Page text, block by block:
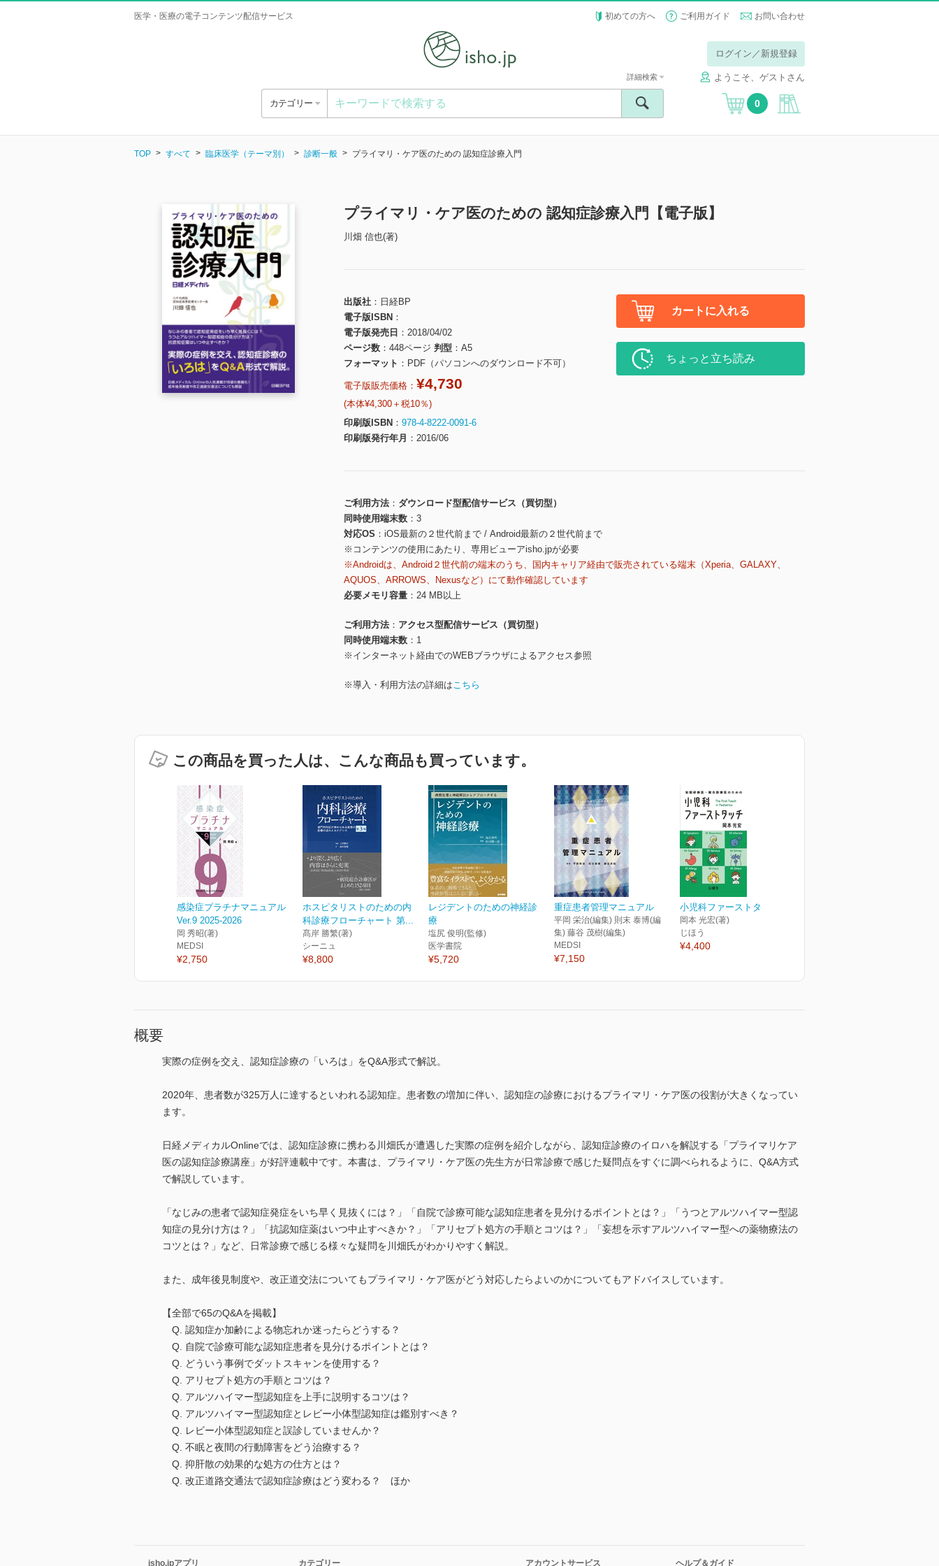
医学・医療の電子コンテンツ配信サービス 初めての方へ ご利用ガイド お問い合わせ
ログイン／新規登録
ようこそ、ゲストさん
カテゴリー
詳細検索
0
TOP すべて 臨床医学（テーマ別） 診断一般 プライマリ・ケア医のための 認知症診療入門
プライマリ・ケア医のための 認知症診療入門【電子版】
川畑 信也(著)
出版社
日経BP
電子版ISBN
電子版発売日
2018/04/02
ページ数
448ページ 判型
A5
フォーマット
PDF（パソコンへのダウンロード不可）
電子版販売価格： ¥4,730
(本体¥4,300＋税10％)
印刷版ISBN
978-4-8222-0091-6
印刷版発行年月
2016/06
カートに入れる
ちょっと立ち読み
ご利用方法
ダウンロード型配信サービス（買切型）
同時使用端末数
3
対応OS
iOS最新の２世代前まで / Android最新の２世代前まで
※コンテンツの使用にあたり、専用ビューアisho.jpが必要
※Androidは、Android２世代前の端末のうち、国内キャリア経由で販売されている端末（Xperia、GALAXY、
AQUOS、ARROWS、Nexusなど）にて動作確認しています
必要メモリ容量
24 MB以上
ご利用方法
アクセス型配信サービス（買切型）
同時使用端末数
1
※インターネット経由でのWEBブラウザによるアクセス参照
※導入・利用方法の詳細はこちら
この商品を買った人は、こんな商品も買っています。
感染症プラチナマニュアル
Ver.9 2025-2026
岡 秀昭(著)
MEDSI
¥2,750
ホスピタリストのための内
科診療フローチャート 第...
髙岸 勝繁(著)
シーニュ
¥8,800
レジデントのための神経診
療
塩尻 俊明(監修)
医学書院
¥5,720
重症患者管理マニュアル
平岡 栄治(編集) 則末 泰博(編
集) 藤谷 茂樹(編集)
MEDSI
¥7,150
小児科ファーストタッチ
岡本 光宏(著)
じほう
¥4,400
概要
実際の症例を交え、認知症診療の「いろは」をQ&A形式で解説。
2020年、患者数が325万人に達するといわれる認知症。患者数の増加に伴い、認知症の診療におけるプライマリ・ケア医の役割が大きくなってい
ます。
日経メディカルOnlineでは、認知症診療に携わる川畑氏が遭遇した実際の症例を紹介しながら、認知症診療のイロハを解説する「プライマリケア
医の認知症診療講座」が好評連載中です。本書は、プライマリ・ケア医の先生方が日常診療で感じた疑問点をすぐに調べられるように、Q&A方式
で解説しています。
「なじみの患者で認知症発症をいち早く見抜くには？」「自院で診療可能な認知症患者を見分けるポイントとは？」「うつとアルツハイマー型認
知症の見分け方は？」「抗認知症薬はいつ中止すべきか？」「アリセプト処方の手順とコツは？」「妄想を示すアルツハイマー型への薬物療法の
コツとは？」など、日常診療で感じる様々な疑問を川畑氏がわかりやすく解説。
また、成年後見制度や、改正道交法についてもプライマリ・ケア医がどう対応したらよいのかについてもアドバイスしています。
【全部で65のQ&Aを掲載】
Q. 認知症か加齢による物忘れか迷ったらどうする？
Q. 自院で診療可能な認知症患者を見分けるポイントとは？
Q. どういう事例でダットスキャンを使用する？
Q. アリセプト処方の手順とコツは？
Q. アルツハイマー型認知症を上手に説明するコツは？
Q. アルツハイマー型認知症とレビー小体型認知症は鑑別すべき？
Q. レビー小体型認知症と誤診していませんか？
Q. 不眠と夜間の行動障害をどう治療する？
Q. 抑肝散の効果的な処方の仕方とは？
Q. 改正道路交通法で認知症診療はどう変わる？ ほか
isho.jpアプリ カテゴリー アカウントサービス ヘルプ＆ガイド